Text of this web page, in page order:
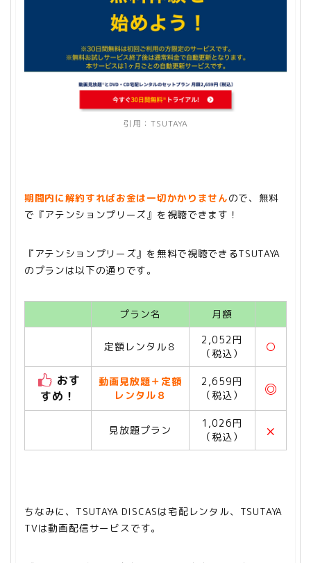
引用： TSUTAYA
期間内に解約すればお金は一切かかりませんので、無料
で『アテンションプリーズ』を視聴できます！
『アテンションプリーズ』を無料で視聴できるTSUTAYA
のプランは以下の通りです。
プラン名 月額
定額レンタル８
2,052円
（税込）
〇
おす
すめ！
動画見放題＋定額
レンタル８
2,659円
（税込）
◎
見放題プラン
1,026円
（税込）
×
ちなみに、TSUTAYA DISCASは宅配レンタル、TSUTAYA
TVは動画配信サービスです。